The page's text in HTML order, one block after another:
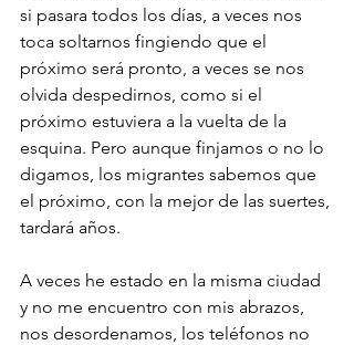
si pasara todos los días, a veces nos
toca soltarnos fingiendo que el
próximo será pronto, a veces se nos
olvida despedirnos, como si el
próximo estuviera a la vuelta de la
esquina. Pero aunque finjamos o no lo
digamos, los migrantes sabemos que
el próximo, con la mejor de las suertes,
tardará años.
A veces he estado en la misma ciudad
y no me encuentro con mis abrazos,
nos desordenamos, los teléfonos no